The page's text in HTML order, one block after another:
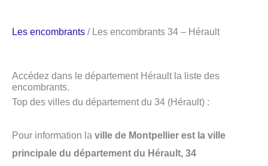
Les encombrants / Les encombrants 34 – Hérault
Accédez dans le département Hérault la liste des
encombrants.
Top des villes du département du 34 (Hérault) :
Pour information la ville de Montpellier est la ville
principale du département du Hérault, 34